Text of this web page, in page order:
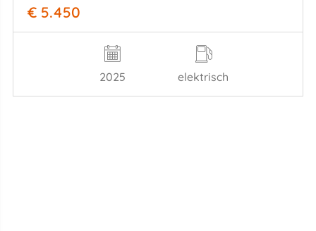
€ 5.450
2025 elektrisch